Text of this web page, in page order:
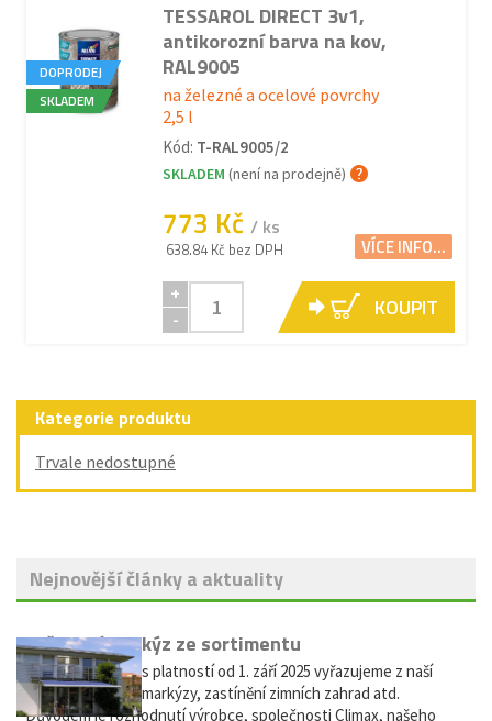
DOPRODEJ
SKLADEM
TESSAROL DIRECT 3v1,
antikorozní barva na kov,
RAL9005
na železné a ocelové povrchy
2,5 l
Kód: T-RAL9005/2
SKLADEM (není na prodejně)
773 Kč / ks
638.84 Kč bez DPH VÍCE INFO...
+
-
KOUPIT
Kategorie produktu
Trvale nedostupné
Nejnovější články a aktuality
Vyřazení markýz ze sortimentu
Vážení zákazníci, s platností od 1. září 2025 vyřazujeme z naší
nabídky výsuvné markýzy, zastínění zimních zahrad atd.
Důvodem je rozhodnutí výrobce, společnosti Climax, našeho